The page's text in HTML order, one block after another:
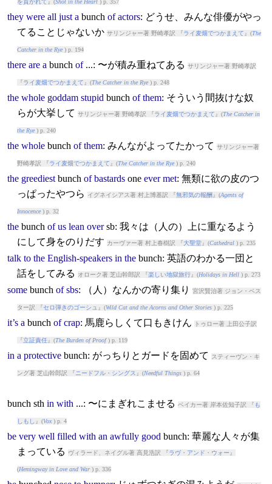
を貫かれて 』(Shot in the Heart) p. 357
they were all just a bunch of actors: どうせ、みんな俳優がやっ
てることじゃないか サリンジャー著 野崎孝訳 『 ライ麦畑でつかまえて 』(The
Catcher in the Rye) p. 194
there are a bunch of...: 〜が積み重ねてある サリンジャー著 野崎孝訳
『 ライ麦畑でつかまえて 』(The Catcher in the Rye) p. 248
the whole goddam stupid bunch of them: そういう間抜けな奴
らが大挙して サリンジャー著 野崎孝訳 『 ライ麦畑でつかまえて 』(The Catcher in
the Rye) p. 240
the whole bunch of them: みんながよってたかって サリンジャー著
野崎孝訳 『 ライ麦畑でつかまえて 』(The Catcher in the Rye) p. 240
the greediest bunch of bastardsone ever met: 無類に欲の皮のつ
っぱったやつら
イグネイシアス著 村上博基訳 『無邪気の報酬 』(Agents of
Innocence) p. 32
the bunch of us lean oversb: 我々は（人の）上に重なるよう
にして身をのりだす カーヴァー著 村上春樹訳 『 大聖堂』(Cathedral) p. 235
talk to the English-speakers in the bunch: 英語のわかる一団と
話をしてみる
オローク著 芝山幹郎訳 『楽しい地獄旅行』(Holidays in Hell) p. 273
some bunch of sbs: （人）なんかの寄り集り 宮沢賢治著 ジョン・ベス
ター訳 『セロ弾きのゴーシュ 』(Wild Cat and the Acorns and Other Stories) p. 225
it’s a bunch of crap: 馬鹿らしくて口もきけん トゥロー著 上田公子訳
『 立証責任』(The Burden of Proof) p. 119
in a protective bunch: がっちりとガードを固めて スティーヴン・キ
ング著 芝山幹郎訳 『 ニードフル・シングス 』(Needful Things) p. 64
bunchsth in with...: 〜にまぎれこませる ベイカー著 岸本佐知子訳 『 も
しもし 』(Vox) p. 4
be very well filled with an awfully good bunch: 華麗な人々が集
まっている
ヴィラード、ネイグル著 高見浩訳 『 ラヴ・アンド・ウォー 』
(Hemingway in Love and War) p. 336